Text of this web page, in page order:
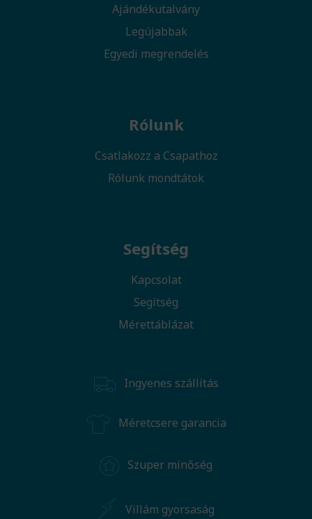
Ajándékutalvány
Legújabbak
Egyedi megrendelés
Rólunk
Csatlakozz a Csapathoz
Rólunk mondtátok
Segítség
Kapcsolat
Segítség
Mérettáblázat
Ingyenes szállítás
Méretcsere garancia
Szuper minőség
Villám gyorsaság